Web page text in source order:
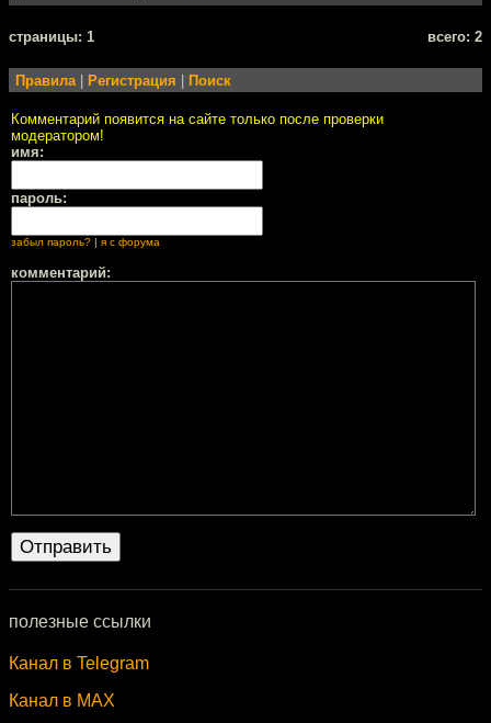
cтраницы: 1 всего: 2
Правила | Регистрация | Поиск
Комментарий появится на сайте только после проверки
модератором!
имя:
пароль:
забыл пароль? | я с форума
комментарий:
полезные ссылки
Канал в Telegram
Канал в MAX